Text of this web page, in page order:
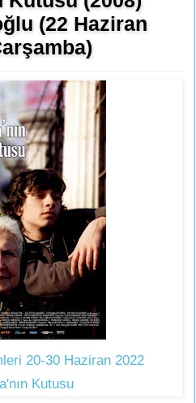
(22 Haziran
20-30 Haziran 2022
Kutusu